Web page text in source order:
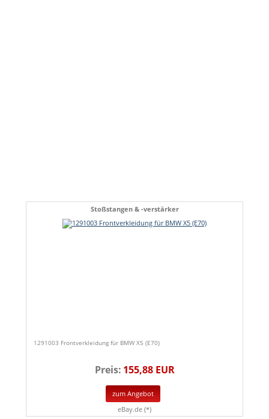
Stoßstangen & -verstärker
1291003 Frontverkleidung für BMW X5 (E70)
Preis: 155,88 EUR
zum Angebot
eBay.de (*)